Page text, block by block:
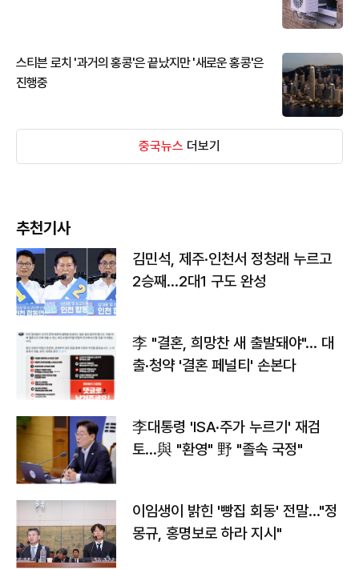
스티븐 로치 '과거의 홍콩'은 끝났지만 '새로운 홍콩'은
진행중
중국뉴스 더보기
추천기사
김민석, 제주·인천서 정청래 누르고
2승째…2대1 구도 완성
李 "결혼, 희망찬 새 출발돼야"… 대
출·청약 '결혼 페널티' 손본다
李대통령 'ISA·주가 누르기' 재검
토…與 "환영" 野 "졸속 국정"
이임생이 밝힌 '빵집 회동' 전말…"정
몽규, 홍명보로 하라 지시"